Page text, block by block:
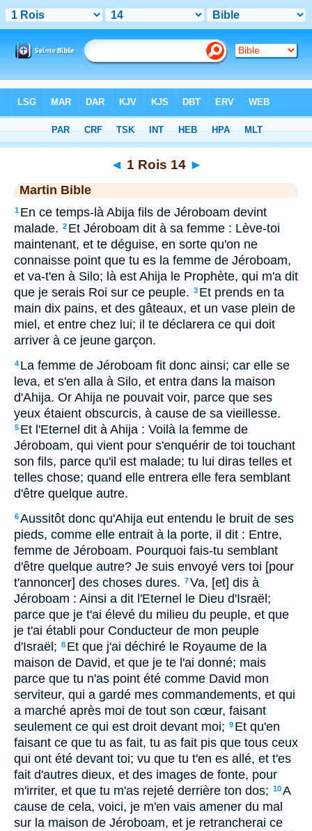
> 1 Rois 14
◄ 1 Rois 14 ►
Martin Bible
1 En ce temps-là Abija fils de Jéroboam devint
malade. 2 Et Jéroboam dit à sa femme : Lève-toi
maintenant, et te déguise, en sorte qu'on ne
connaisse point que tu es la femme de Jéroboam,
et va-t'en à Silo; là est Ahija le Prophète, qui m'a dit
que je serais Roi sur ce peuple. 3 Et prends en ta
main dix pains, et des gâteaux, et un vase plein de
miel, et entre chez lui; il te déclarera ce qui doit
arriver à ce jeune garçon.
4 La femme de Jéroboam fit donc ainsi; car elle se
leva, et s'en alla à Silo, et entra dans la maison
d'Ahija. Or Ahija ne pouvait voir, parce que ses
yeux étaient obscurcis, à cause de sa vieillesse.
5 Et l'Eternel dit à Ahija : Voilà la femme de
Jéroboam, qui vient pour s'enquérir de toi touchant
son fils, parce qu'il est malade; tu lui diras telles et
telles chose; quand elle entrera elle fera semblant
d'être quelque autre.
6Aussitôt donc qu'Ahija eut entendu le bruit de ses
pieds, comme elle entrait à la porte, il dit : Entre,
femme de Jéroboam. Pourquoi fais-tu semblant
d'être quelque autre? Je suis envoyé vers toi [pour
t'annoncer] des choses dures. 7Va, [et] dis à
Jéroboam : Ainsi a dit l'Eternel le Dieu d'Israël;
parce que je t'ai élevé du milieu du peuple, et que
je t'ai établi pour Conducteur de mon peuple
d'Israël; 8 Et que j'ai déchiré le Royaume de la
maison de David, et que je te l'ai donné; mais
parce que tu n'as point été comme David mon
serviteur, qui a gardé mes commandements, et qui
a marché après moi de tout son cœur, faisant
seulement ce qui est droit devant moi; 9 Et qu'en
faisant ce que tu as fait, tu as fait pis que tous ceux
qui ont été devant toi; vu que tu t'en es allé, et t'es
fait d'autres dieux, et des images de fonte, pour
m'irriter, et que tu m'as rejeté derrière ton dos; 10A
cause de cela, voici, je m'en vais amener du mal
sur la maison de Jéroboam, et je retrancherai ce